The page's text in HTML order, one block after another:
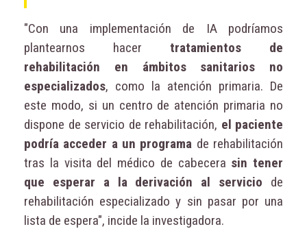
"Con una implementación de IA podríamos
plantearnos hacer tratamientos de
rehabilitación en ámbitos sanitarios no
especializados, como la atención primaria. De
este modo, si un centro de atención primaria no
dispone de servicio de rehabilitación, el paciente
podría acceder a un programa de rehabilitación
tras la visita del médico de cabecera sin tener
que esperar a la derivación al servicio de
rehabilitación especializado y sin pasar por una
lista de espera", incide la investigadora.